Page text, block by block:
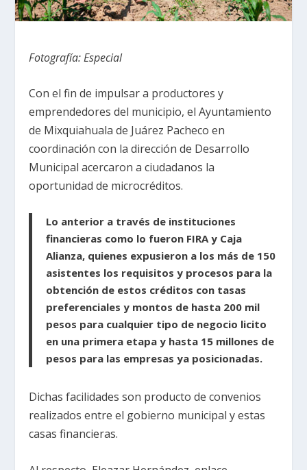
Fotografía: Especial
Con el fin de impulsar a productores y
emprendedores del municipio, el Ayuntamiento
de Mixquiahuala de Juárez Pacheco en
coordinación con la dirección de Desarrollo
Municipal acercaron a ciudadanos la
oportunidad de microcréditos.
Lo anterior a través de instituciones
financieras como lo fueron FIRA y Caja
Alianza, quienes expusieron a los más de 150
asistentes los requisitos y procesos para la
obtención de estos créditos con tasas
preferenciales y montos de hasta 200 mil
pesos para cualquier tipo de negocio licito
en una primera etapa y hasta 15 millones de
pesos para las empresas ya posicionadas.
Dichas facilidades son producto de convenios
realizados entre el gobierno municipal y estas
casas financieras.